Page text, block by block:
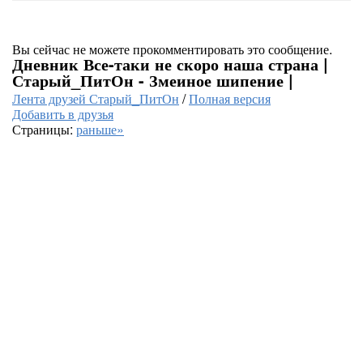
Вы сейчас не можете прокомментировать это сообщение.
Дневник Все-таки не скоро наша страна |
Старый_ПитОн - Змеиное шипение |
Лента друзей Старый_ПитОн /Полная версия
Добавить в друзья
Страницы: раньше»